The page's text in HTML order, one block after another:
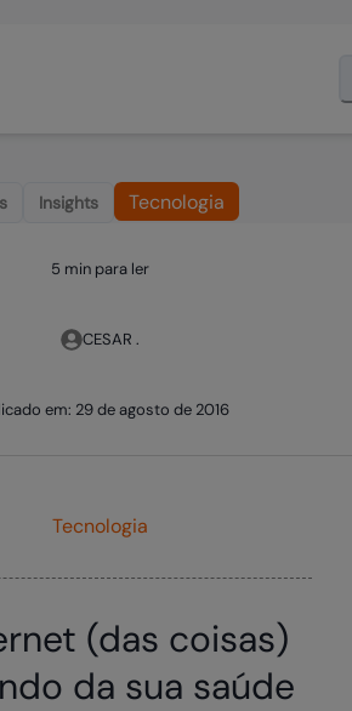
Insights Tecnologia
5 min para ler
CESAR .
em: 29 de agosto de 2016
Tecnologia
(das coisas)
da sua saúde